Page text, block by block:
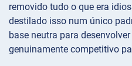
removido tudo o que era
destilado isso num único
base neutra para
genuinamente competitivo